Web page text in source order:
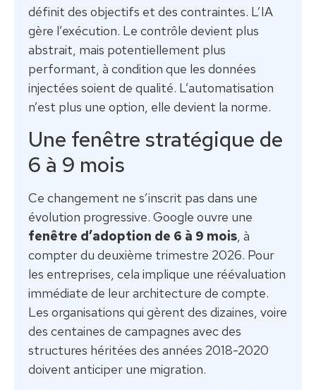
définit des objectifs et des contraintes. L’IA
gère l’exécution. Le contrôle devient plus
abstrait, mais potentiellement plus
performant, à condition que les données
injectées soient de qualité. L’automatisation
n’est plus une option, elle devient la norme.
Une fenêtre stratégique de
6 à 9 mois
Ce changement ne s’inscrit pas dans une
évolution progressive. Google ouvre une
fenêtre d’adoption de 6 à 9 mois, à
compter du deuxième trimestre 2026. Pour
les entreprises, cela implique une réévaluation
immédiate de leur architecture de compte.
Les organisations qui gèrent des dizaines, voire
des centaines de campagnes avec des
structures héritées des années 2018-2020
doivent anticiper une migration.